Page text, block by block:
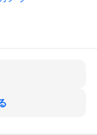
・ギフト需要にも
カメラ。